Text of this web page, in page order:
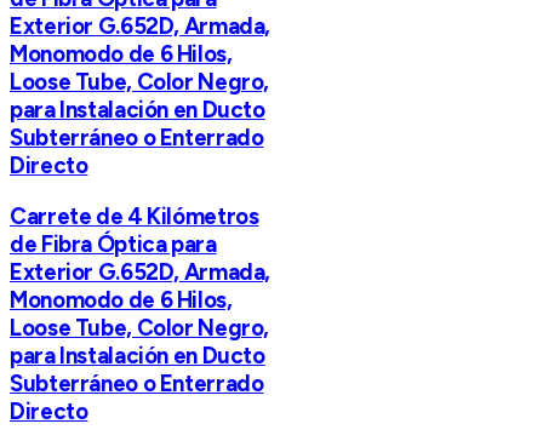
Exterior G.652D, Armada,
Monomodo de 6 Hilos,
Loose Tube, Color Negro,
para Instalación en Ducto
Subterráneo o Enterrado
Directo
Carrete de 4 Kilómetros
de Fibra Óptica para
Exterior G.652D, Armada,
Monomodo de 6 Hilos,
Loose Tube, Color Negro,
para Instalación en Ducto
Subterráneo o Enterrado
Directo